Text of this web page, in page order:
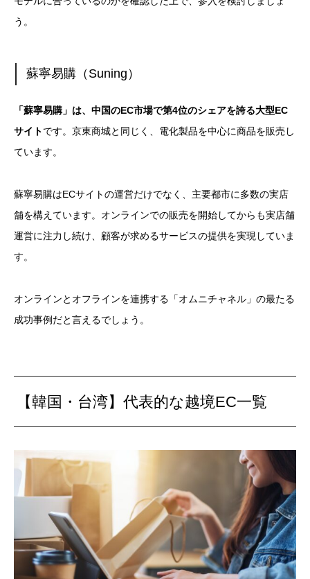
う。
蘇寧易購（Suning）
「蘇寧易購」は、中国のEC市場で第4位のシェアを誇る大型EC
サイトです。京東商城と同じく、電化製品を中心に商品を販売し
ています。
蘇寧易購はECサイトの運営だけでなく、主要都市に多数の実店
舗を構えています。オンラインでの販売を開始してからも実店舗
運営に注力し続け、顧客が求めるサービスの提供を実現していま
す。
オンラインとオフラインを連携する「オムニチャネル」の最たる
成功事例だと言えるでしょう。
【韓国・台湾】代表的な越境EC一覧